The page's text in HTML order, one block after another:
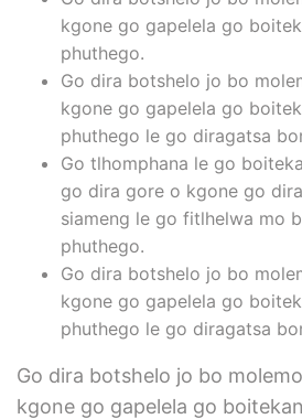
kgone go gapelela go
phuthego.
Go dira botshelo jo bo
kgone go gapelela go
phuthego le go diragatsa
Go tlhomphana le go
go dira gore o kgone go
siameng le go fitlhelwa mo
phuthego.
Go dira botshelo jo bo
kgone go gapelela go
phuthego le go diragatsa
Go dira botshelo jo bo
kgone go gapelela go